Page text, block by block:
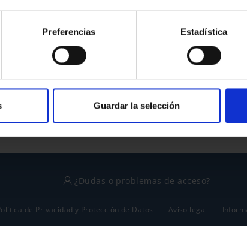
Preferencias Estadística
Guardar la selección
¿No tienes cuenta?
política de privacidad
y términos del servicio
¿Dudas o problemas de acceso?
de Privacidad y Protección de Datos Aviso legal